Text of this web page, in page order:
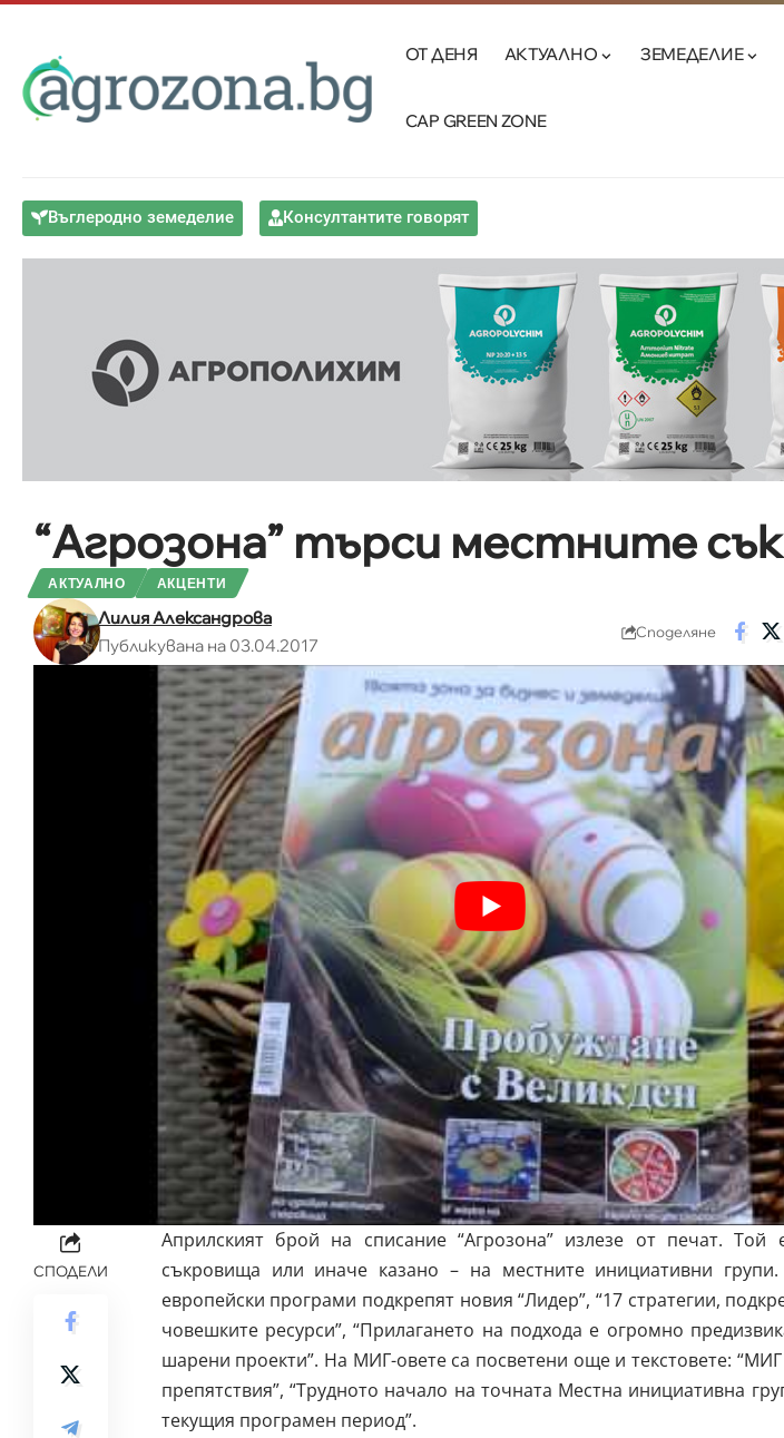
ОТ ДЕНЯ АКТУАЛНО ЗЕМЕДЕЛИЕ
CAP GREEN ZONE
Въглеродно земеделие Консултантите говорят
“Агрозона” търси местните
АКТУАЛНО АКЦЕНТИ
Лилия Александрова
Публикувана на 03.04.2017
Споделяне
СПОДЕЛИ
Априлският брой на списание “Агрозона” излезе от печат. Той
съкровища или иначе казано – на местните инициативни групи.
европейски програми подкрепят новия “Лидер”, “17 стратегии,
човешките ресурси”, “Прилагането на подхода е огромно
шарени проекти”. На МИГ-овете са посветени още и текстовете: “МИГ
препятствия”, “Трудното начало на точната Местна инициативна
текущия програмен период”.